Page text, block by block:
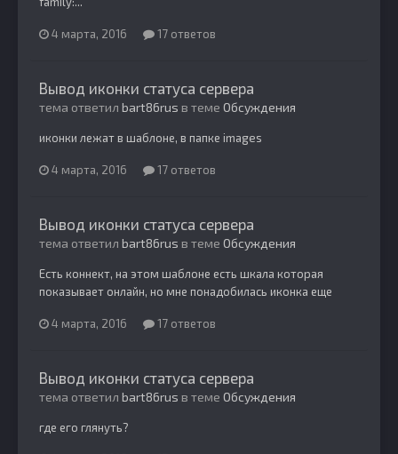
4 марта, 2016 17 ответов
Вывод иконки статуса сервера
тема ответил bart86rus в теме Обсуждения
иконки лежат в шаблоне, в папке images
4 марта, 2016 17 ответов
Вывод иконки статуса сервера
тема ответил bart86rus в теме Обсуждения
Есть коннект, на этом шаблоне есть шкала которая
показывает онлайн, но мне понадобилась иконка еще
4 марта, 2016 17 ответов
Вывод иконки статуса сервера
тема ответил bart86rus в теме Обсуждения
где его глянуть?